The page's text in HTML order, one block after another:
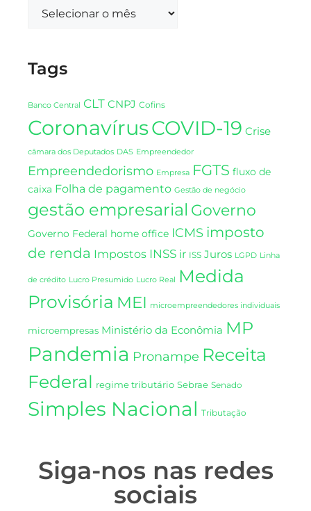
Tags
Banco Central CLT CNPJ Cofins
CoronavírusCOVID-19 Crise
câmara dos Deputados DAS Empreendedor
Empreendedorismo Empresa FGTS fluxo de
caixa Folha de pagamento Gestão de negócio
gestão empresarial Governo
Governo Federal home office ICMS imposto
de renda Impostos INSS ir ISS Juros LGPD Linha
de crédito Lucro Presumido Lucro Real
Medida
Provisória MEI microempreendedores individuais
microempresas Ministério da Econômia MP
Pandemia Pronampe Receita
Federal regime tributário Sebrae Senado
Simples Nacional Tributação
Siga-nos nas redes
sociais